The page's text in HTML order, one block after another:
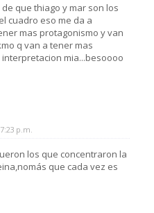
que thiago y mar son los
cuadro eso me da a
mas protagonismo y van
q van a tener mas
mia...besoooo
p.m.
los que concentraron la
que cada vez es